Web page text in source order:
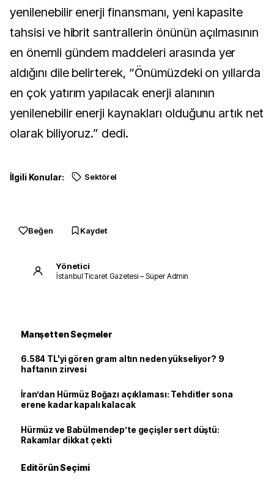
yenilenebilir enerji finansmanı, yeni kapasite
tahsisi ve hibrit santrallerin önünün açılmasının
en önemli gündem maddeleri arasında yer
aldığını dile belirterek, “Önümüzdeki on yıllarda
en çok yatırım yapılacak enerji alanının
yenilenebilir enerji kaynakları olduğunu artık net
olarak biliyoruz.” dedi.
İlgili Konular: Sektörel
Beğen Kaydet
Yönetici
İstanbul Ticaret Gazetesi – Süper Admin
Manşetten Seçmeler
6.584 TL'yi gören gram altın neden yükseliyor? 9
haftanın zirvesi
İran’dan Hürmüz Boğazı açıklaması: Tehditler sona
erene kadar kapalı kalacak
Hürmüz ve Babülmendep’te geçişler sert düştü:
Rakamlar dikkat çekti
Editörün Seçimi